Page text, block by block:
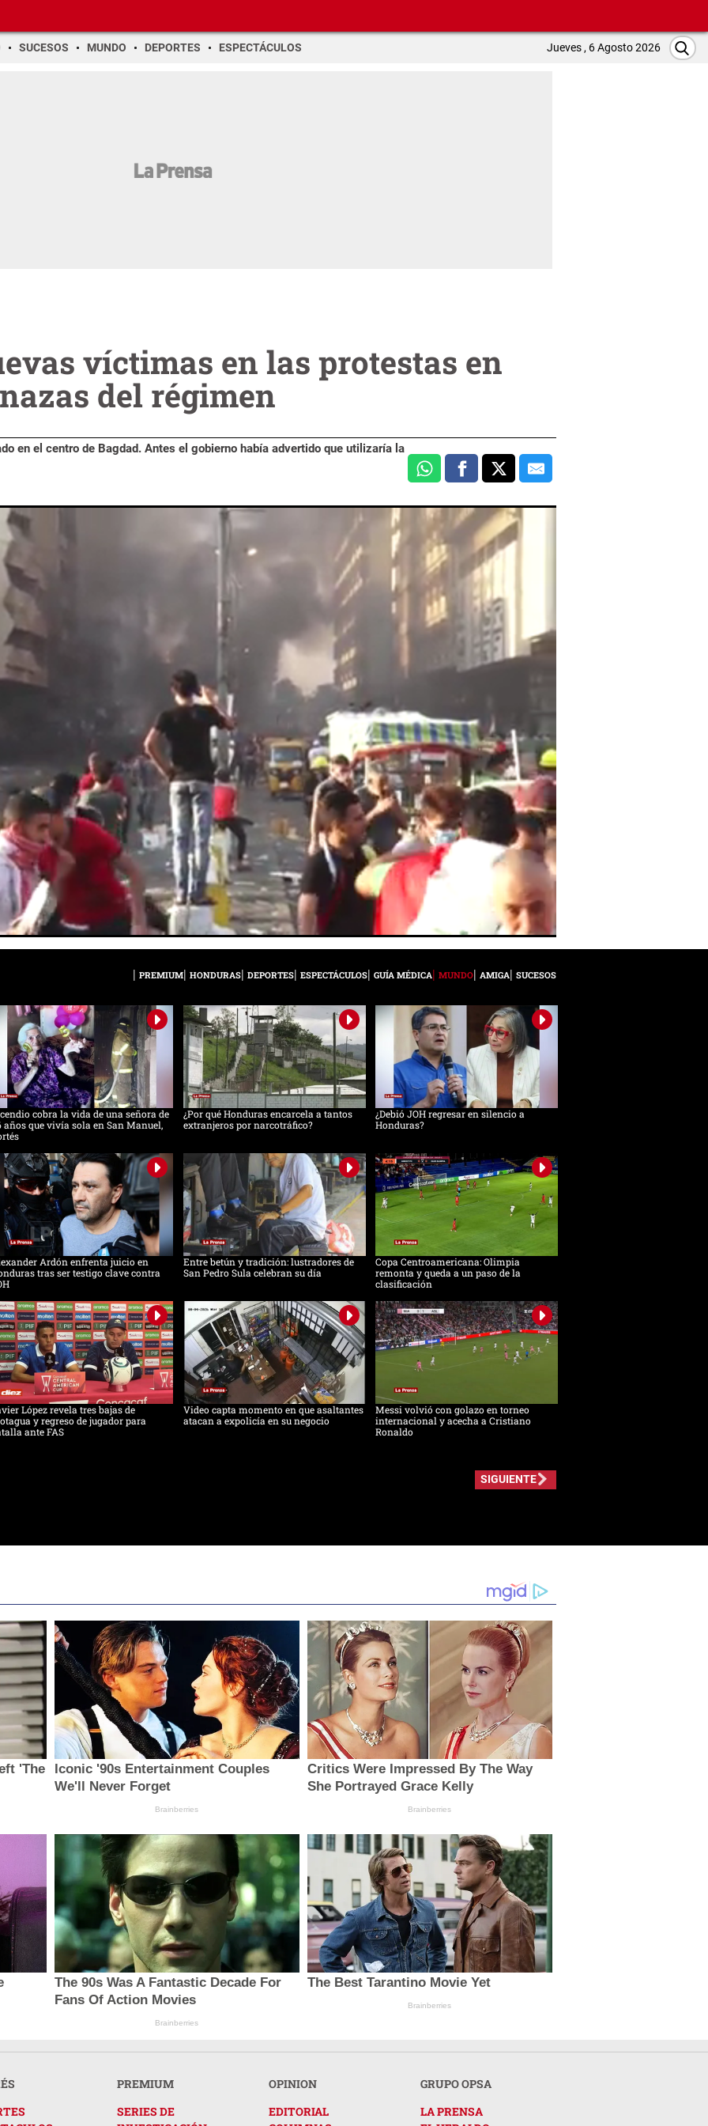
SUCESOS MUNDO DEPORTES ESPECTÁCULOS Jueves , 6 Agosto 2026
víctimas en las protestas en
del régimen
en el centro de Bagdad. Antes el gobierno había advertido que utilizaría la
PREMIUM HONDURAS DEPORTES ESPECTÁCULOS GUÍA MÉDICA MUNDO AMIGA SUCESOS
cobra la vida de una señora de
años que vivía sola en San Manuel,
¿Por qué Honduras encarcela a tantos
extranjeros por narcotráfico?
¿Debió JOH regresar en silencio a
Honduras?
Ardón enfrenta juicio en
tras ser testigo clave contra
Entre betún y tradición: lustradores de
San Pedro Sula celebran su día
Copa Centroamericana: Olimpia
remonta y queda a un paso de la
clasificación
López revela tres bajas de
y regreso de jugador para
ante FAS
Video capta momento en que asaltantes
atacan a expolicía en su negocio
Messi volvió con golazo en torneo
internacional y acecha a Cristiano
Ronaldo
SIGUIENTE
'The
Iconic '90s Entertainment Couples
We'll Never Forget
Brainberries
Critics Were Impressed By The Way
She Portrayed Grace Kelly
Brainberries
The 90s Was A Fantastic Decade For
Fans Of Action Movies
Brainberries
The Best Tarantino Movie Yet
Brainberries
PREMIUM
SERIES DE
OPINION
EDITORIAL
GRUPO OPSA
LA PRENSA